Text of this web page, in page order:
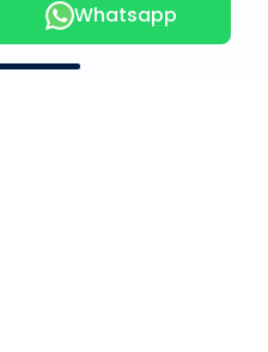
Whatsapp